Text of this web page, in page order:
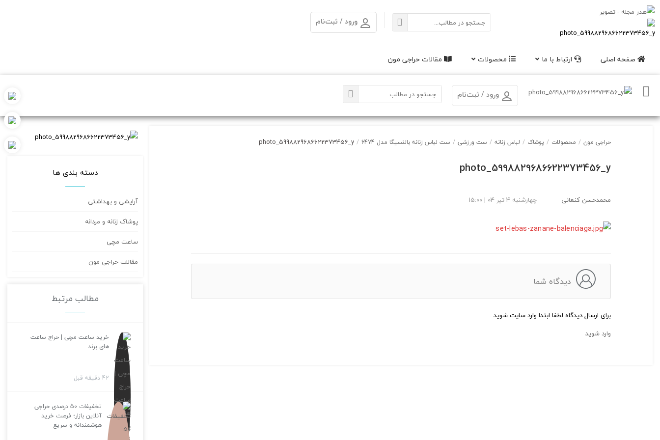
ورود / ثبت‌نام
صفحه اصلی ارتباط با ما محصولات مقالات حراجی مون
ورود / ثبت‌نام
حراجی مون / محصولات / پوشاک / لباس زنانه / ست ورزشی / ست لباس زنانه بالنسیگا مدل 6474 /
photo_5998829686622373456_y
photo_5998829686622373456_y
محمدحسن کنعانی چهارشنبه 4 تیر 04 | 15:00
دیدگاه شما
برای ارسال دیدگاه لطفا ابتدا وارد سایت شوید .
وارد شوید
دسته بندی ها
آرایشی و بهداشتی
پوشاک زنانه و مردانه
ساعت مچی
مقالات حراجی مون
مطالب مرتبط
خرید ساعت مچی | حراج ساعت
های برند
42 دقیقه قبل
تخفیفات 50 درصدی حراجی
آنلاین بازار؛ فرصت خرید
هوشمندانه و سریع